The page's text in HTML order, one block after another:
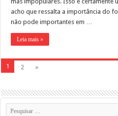
acho que ressalta a importância do
não pode importantes em …
Leia mais »
1 2 »